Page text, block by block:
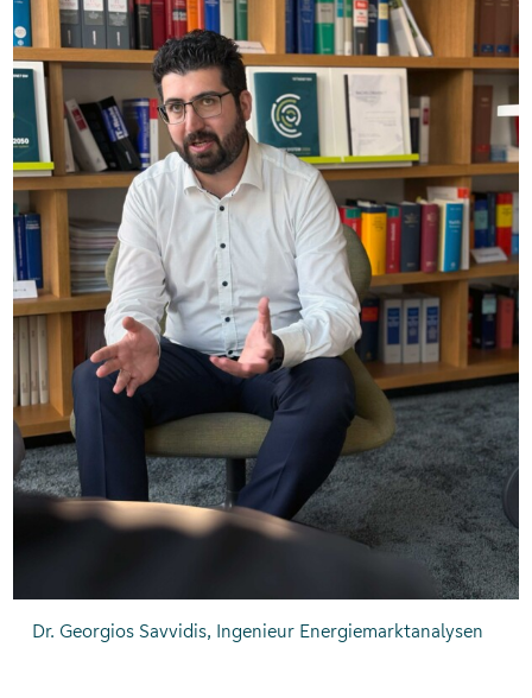
Dr. Georgios Savvidis, Ingenieur Energiemarktanalysen